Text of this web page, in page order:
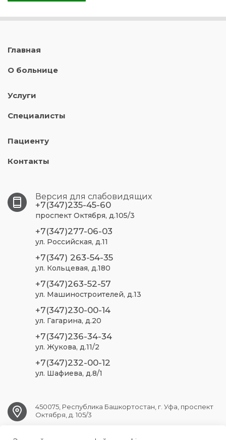
Главная
О больнице
Услуги
Специалисты
Пациенту
Контакты
Версия для слабовидящих
+7(347)235-45-60
проспект Октября, д.105/3
+7(347)277-06-03
ул. Российская, д.11
+7(347) 263-54-35
ул. Кольцевая, д.180
+7(347)263-52-57
ул. Машиностроителей, д.13
+7(347)230-00-14
ул. Гагарина, д.20
+7(347)236-34-34
ул. Жукова, д.11/2
+7(347)232-00-12
ул. Шафиева, д.8/1
450075, Республика Башкортостан, г. Уфа, проспект
Октября, д. 105/3